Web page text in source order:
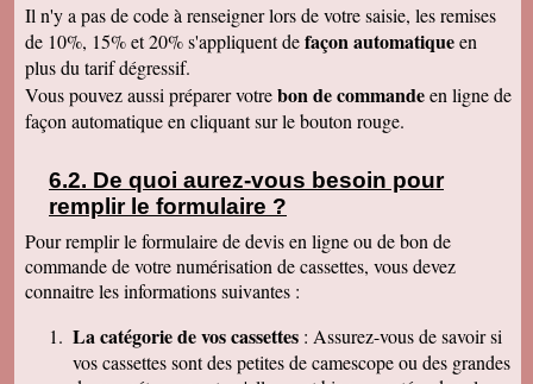
Marc T.
J'ai reçu le DVD hier. Merci beaucoup, j'aurai
d'autres bandes à vous envoyer dont du super8.
Cordialement
François L.
10.10) et tous les fichiers se sont ouverts.
Merci pour le chèque de remboursement. Il est
clair que j'indiquerais vos coordonnées aux
cordialement
Nicolas B.
J ai bien recu le colis. Les cd sont impeccables.
Thierry P.
j'ai bien reçu les lots de dvd ! merci de votre
Il n'y a pas de code à renseigner lors de votre saisie, les remises
de 10%, 15% et 20% s'appliquent defaçon automatiqueen
plus du tarif dégressif.
Vous pouvez aussi préparer votrebon de commandeen ligne de
façon automatique en cliquant sur le bouton rouge.
De quoi aurez-vous besoin pour
remplir le formulaire ?
Pour remplir le formulaire de devis en ligne ou de bon de
commande de votre numérisation de cassettes, vous devez
connaitre les informations suivantes :
La catégorie de vos cassettes : Assurez-vous de savoir si
vos cassettes sont des petites de camescope ou des grandes